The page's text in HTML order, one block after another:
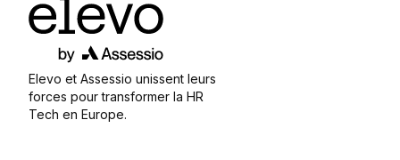
Elevo et Assessio unissent leurs
forces pour transformer la HR
Tech en Europe.